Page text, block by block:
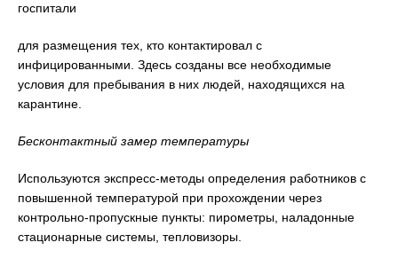
госпитали
для размещения тех, кто контактировал с
инфицированными. Здесь созданы все необходимые
условия для пребывания в них людей, находящихся на
карантине.
Бесконтактный замер температуры
Используются экспресс-методы определения работников с
повышенной температурой при прохождении через
контрольно-пропускные пункты: пирометры, наладонные
стационарные системы, тепловизоры.